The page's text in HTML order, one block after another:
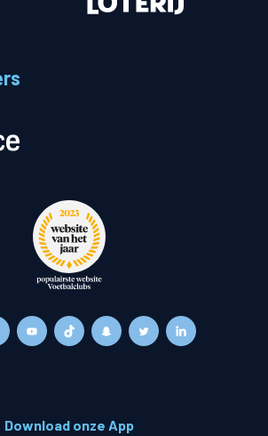
Download onze App